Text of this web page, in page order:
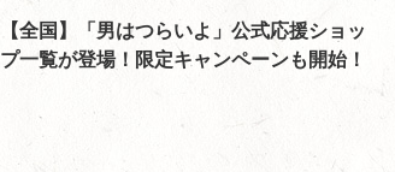
【全国】「男はつらいよ」公式応援ショッ
プ一覧が登場！限定キャンペーンも開始！